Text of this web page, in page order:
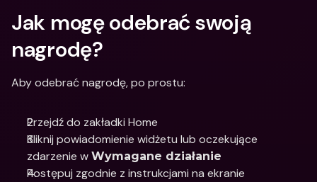
Jak mogę odebrać swoją
nagrodę?
Aby odebrać nagrodę, po prostu:
Przejdź do zakładki Home
Kliknij powiadomienie widżetu lub oczekujące
zdarzenie w Wymagane działanie
Postępuj zgodnie z instrukcjami na ekranie